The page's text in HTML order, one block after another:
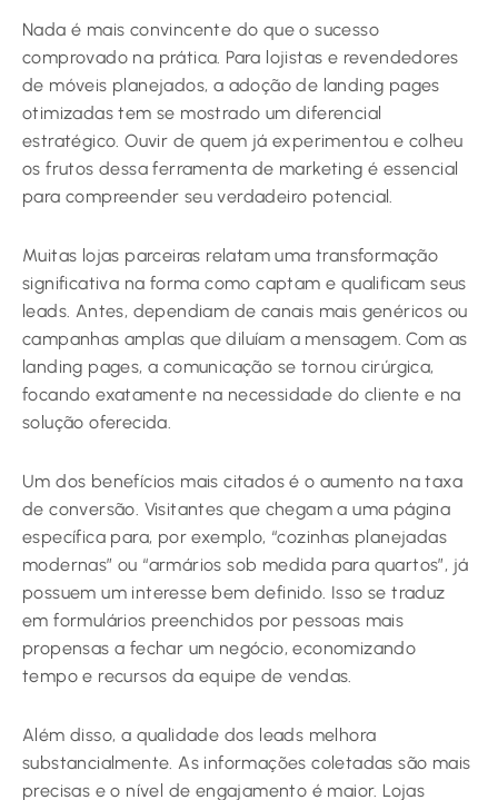
Nada é mais convincente do que o sucesso
comprovado na prática. Para lojistas e revendedores
de móveis planejados, a adoção de landing pages
otimizadas tem se mostrado um diferencial
estratégico. Ouvir de quem já experimentou e colheu
os frutos dessa ferramenta de marketing é essencial
para compreender seu verdadeiro potencial.
Muitas lojas parceiras relatam uma transformação
significativa na forma como captam e qualificam seus
leads. Antes, dependiam de canais mais genéricos ou
campanhas amplas que diluíam a mensagem. Com as
landing pages, a comunicação se tornou cirúrgica,
focando exatamente na necessidade do cliente e na
solução oferecida.
Um dos benefícios mais citados é o aumento na taxa
de conversão. Visitantes que chegam a uma página
específica para, por exemplo, “cozinhas planejadas
modernas” ou “armários sob medida para quartos”, já
possuem um interesse bem definido. Isso se traduz
em formulários preenchidos por pessoas mais
propensas a fechar um negócio, economizando
tempo e recursos da equipe de vendas.
Além disso, a qualidade dos leads melhora
substancialmente. As informações coletadas são mais
precisas e o nível de engajamento é maior. Lojas